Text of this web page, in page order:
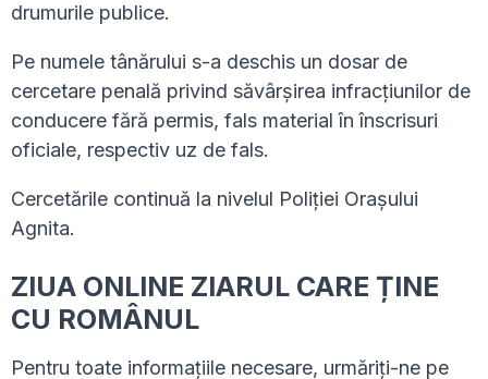
drumurile publice.
Pe numele tânărului s-a deschis un dosar de
cercetare penală privind săvârșirea infracțiunilor de
conducere fără permis, fals material în înscrisuri
oficiale, respectiv uz de fals.
Cercetările continuă la nivelul Poliției Orașului
Agnita.
ZIUA ONLINE ZIARUL CARE ȚINE
CU ROMÂNUL
Pentru toate informațiile necesare, urmăriți-ne pe